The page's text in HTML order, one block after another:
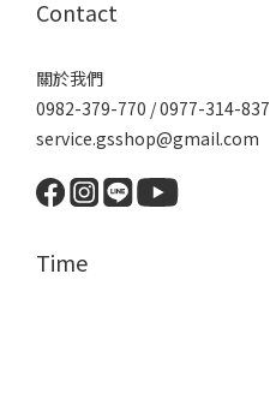
Contact
關於我們
0982-379-770 / 0977-314-837
service.gsshop@gmail.com
Time